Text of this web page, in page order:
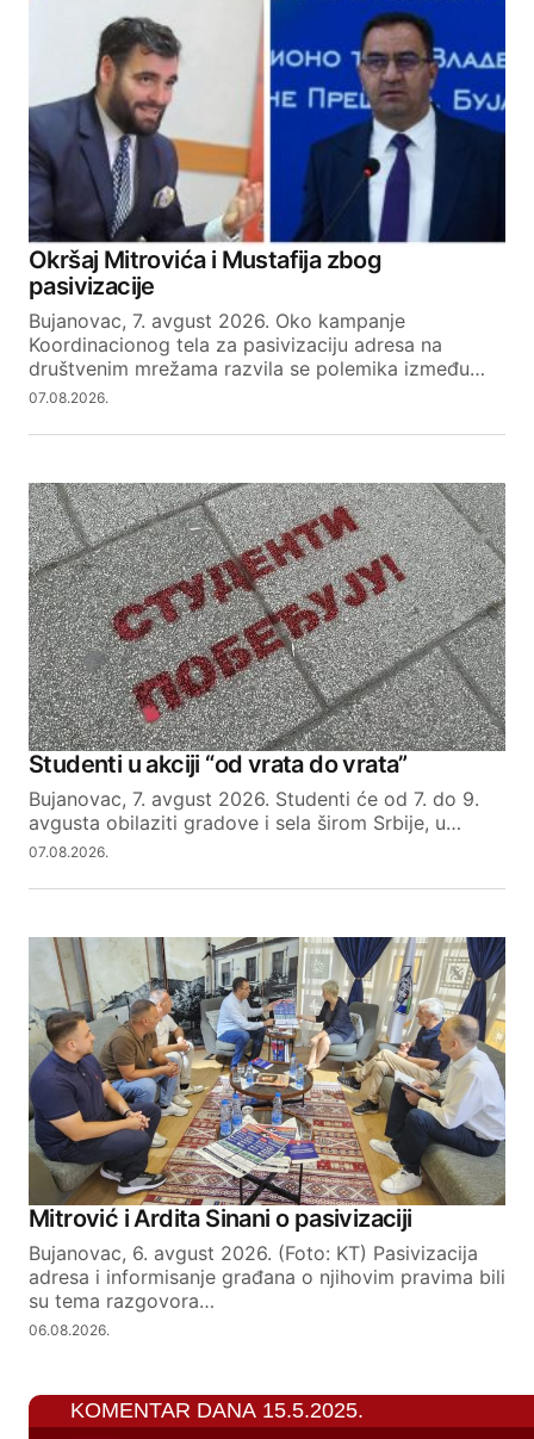
Okršaj Mitrovića i Mustafija zbog
pasivizacije
Bujanovac, 7. avgust 2026. Oko kampanje
Koordinacionog tela za pasivizaciju adresa na
društvenim mrežama razvila se polemika između…
07.08.2026.
Studenti u akciji “od vrata do vrata”
Bujanovac, 7. avgust 2026. Studenti će od 7. do 9.
avgusta obilaziti gradove i sela širom Srbije, u…
07.08.2026.
Mitrović i Ardita Sinani o pasivizaciji
Bujanovac, 6. avgust 2026. (Foto: KT) Pasivizacija
adresa i informisanje građana o njihovim pravima bili
su tema razgovora…
06.08.2026.
KOMENTAR DANA 15.5.2025.